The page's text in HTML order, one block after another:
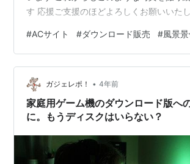
す 応援ご支援のほどよろしくお願いいた
#ACサイト #ダウンロード販売 #風景
ガジェレポ！ • 4年前
家庭用ゲーム機のダウンロード版へ
に。もうディスクはいらない？